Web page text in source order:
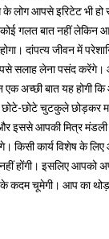
आपसे इरिटेट भी हो
गलत बात नहीं
दांपत्य जीवन में
सलाह लेना पसंद करेंगे।
एक अच्छी बात यह
छोटे चुटकुले छोड़कर
इससे आपकी मित्र मंडली
किसी कार्य विशेष के
होंगी। इसलिए आपको
चूमेगी। आप का थोड़ा